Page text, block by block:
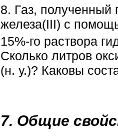
8. Газ, полученный
железа(III) с
15%-го раствора
Сколько литров
(н. у.)? Каковы
7. Общие